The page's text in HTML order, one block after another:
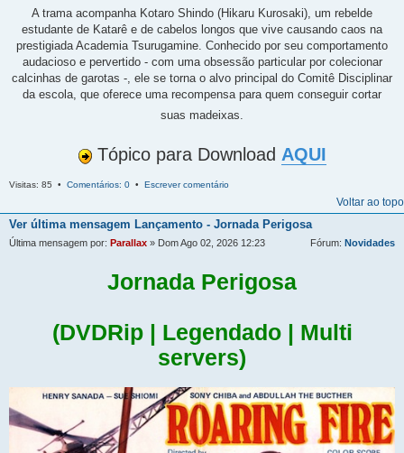
A trama acompanha Kotaro Shindo (Hikaru Kurosaki), um rebelde
estudante de Katarê e de cabelos longos que vive causando caos na
prestigiada Academia Tsurugamine. Conhecido por seu comportamento
audacioso e pervertido - com uma obsessão particular por colecionar
calcinhas de garotas -, ele se torna o alvo principal do Comitê Disciplinar
da escola, que oferece uma recompensa para quem conseguir cortar
suas madeixas.
Tópico para Download AQUI
Visitas: 85 • Comentários: 0 • Escrever comentário
Voltar ao topo
Ver última mensagem Lançamento - Jornada Perigosa
Última mensagem por: Parallax » Dom Ago 02, 2026 12:23 Fórum: Novidades
Jornada Perigosa
(DVDRip | Legendado | Multi
servers)